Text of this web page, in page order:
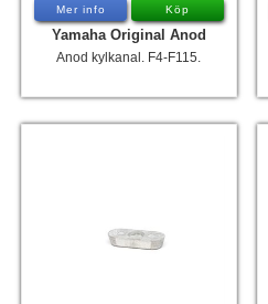
Yamaha Servicedelar
Mercury Servicedelar
Garmin
Mer info Köp
Yamaha Original Anod
Anod kylkanal. F4-F115.